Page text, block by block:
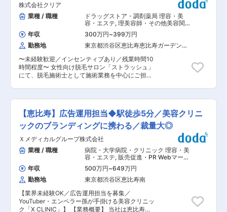
しています。 ■育成体制 ストラッシュ独自の研
修制度「ストラッシュアカデミー」にて、美容脱
毛の基礎知識、皮膚理論、接客マナー、機器操作
を一から学びます。 1店舗あたり5〜10名程度の
チーム体制で、未経験入社のスタッフも多数在
籍。アパレル・飲食・受付など異業種出身の方も
多く、段階的に業務を覚えられる教育体制が整っ
ているため、美容業界が初めての方でも安心で
す。 ■ キャリアパス まずは施術士として基礎ス
ウンセラー（プラン提案・接客の幅を広げる役
割） ・店舗リーダー ・店長 ・エリア責任者、エ
能です。 最短3カ月で次のステップに挑戦した実
績もあり、年齢や社歴に関わらず評価される環境
です。
・店内清掃、備品管理など店舗運営サポート 施術
はマニュアルに沿って行うため、特別な資格や経
験は不要です。 施術の合間にはインターバルがあ
り、体力面にも配慮したシフト設計を行っていま
す。 ■ 働き方・環境 ・完全予約制で残業は月平
均10時間程度 ・シフト制／希望休の提出が可能
・産休・育休取得実績多数（復帰実績あり） ・女
性スタッフ中心の落ち着いた職場環境 ライフイベ
ントを迎えても、働き続けやすい環境づくりを大
切にしています。 1店舗あたり5〜10名程度のチ
ーム体制で、お互いにフォローし合いながら業務
遇の魅力 サロンスタッフは、脱毛施術を無料で受
け放題。 働きながら自分自身もキレイになれる点
は、スタッフからも好評です。 そのほか、自社開
発コスメの社割や提携美容サービスの優待も用意
しています。 ■育成体制 ストラッシュ独自の研
修制度「ストラッシュアカデミー」にて、美容脱
毛の基礎知識、皮膚理論、接客マナー、機器操作
を一から学びます。 1店舗あたり5〜10名程度の
チーム体制で、未経験入社のスタッフも多数在
籍。アパレル・飲食・受付など異業種出身の方も
多く、段階的に業務を覚えられる教育体制が整っ
ているため、美容業界が初めての方でも安心で
す。 ■ キャリアパス まずは施術士として基礎ス
株式会社クリア
業種 / 職種
ドラッグストア・調剤薬局 理容・美
容・エステ, 理美容師・その他美容関連
美容部員・エステティシャン・マッサ
ージ
年収 300万円~399万円
勤務地
東京都渋谷区恵比寿恵比寿ガーデンプ
〜未経験歓迎／インセンティブあり／残業時間10
時間程度〜 女性向け脱毛サロン「ストラッシュ」
にて、脱毛施術士として施術業務を中心にご担当
です。完全予約制のサロン運営のため、無理な詰
め込みや飛び込み対応はなく、落ち着いた環境で
お客様一人ひとりと向き合えます。 ■ 業務内容
・ご来店されたお客様への脱毛施術 ・施術前後の
簡単なご説明、ヒアリング ・受付対応、予約管理
・店内清掃、備品管理など店舗運営サポート 施術
はマニュアルに沿って行うため、特別な資格や経
験は不要です。 施術の合間にはインターバルがあ
り、体力面にも配慮したシフト設計を行っていま
す。 ■ 働き方・環境 ・完全予約制で残業は月平
均10時間程度 ・シフト制／希望休の提出が可能
・産休・育休取得実績多数（復帰実績あり） ・女
性スタッフ中心の落ち着いた職場環境 ライフイベ
ントを迎えても、働き続けやすい環境づくりを大
【恵比寿】広告運用担当◆駅徒歩5分／美容クリニ
ックのブランディングに携わる／裁量大◎
Ｘメディカルグループ株式会社
業種 / 職種
病院・大学病院・クリニック 理容・美
容・エステ, 販売促進・PR Webマーケ
ティング（ネット広告・販促PRなど）
年収 500万円~649万円
勤務地
東京都渋谷区恵比寿南
【業界未経験OK／広告運用担当を募集／
YouTuber・エンペラー孫が手掛ける美容クリニッ
ク「X CLINIC」】 【業務概要】 当社は恵比寿・